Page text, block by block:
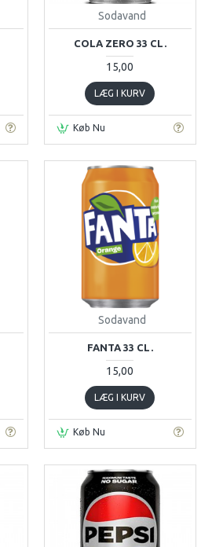
Sodavand
COLA ZERO 33 CL.
15,00
LÆG I KURV
Køb Nu
Sodavand
FANTA 33 CL.
15,00
LÆG I KURV
Køb Nu